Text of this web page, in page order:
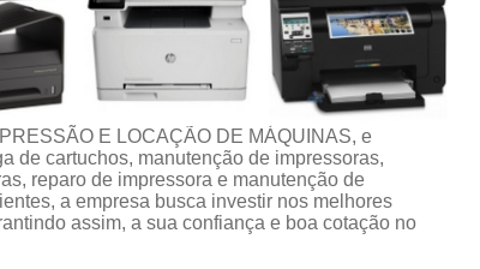
E LOCAÇÃO DE MÁQUINAS, e
de cartuchos, manutenção de impressoras,
reparo de impressora e manutenção de
a empresa busca investir nos melhores
assim, a sua confiança e boa cotação no